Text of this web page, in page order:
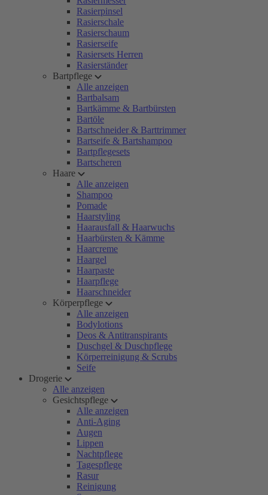
Rasierpinsel
Rasierschale
Rasierschaum
Rasierseife
Rasiersets Herren
Rasierständer
Bartpflege
Alle anzeigen
Bartbalsam
Bartkämme & Bartbürsten
Bartöle
Bartschneider & Barttrimmer
Bartseife & Bartshampoo
Bartpflegesets
Bartscheren
Haare
Alle anzeigen
Shampoo
Pomade
Haarstyling
Haarausfall & Haarwuchs
Haarbürsten & Kämme
Haarcreme
Haargel
Haarpaste
Haarpflege
Haarschneider
Körperpflege
Alle anzeigen
Bodylotions
Deos & Antitranspirants
Duschgel & Duschpflege
Körperreinigung & Scrubs
Seife
Drogerie
Alle anzeigen
Gesichtspflege
Alle anzeigen
Anti-Aging
Augen
Lippen
Nachtpflege
Tagespflege
Rasur
Reinigung